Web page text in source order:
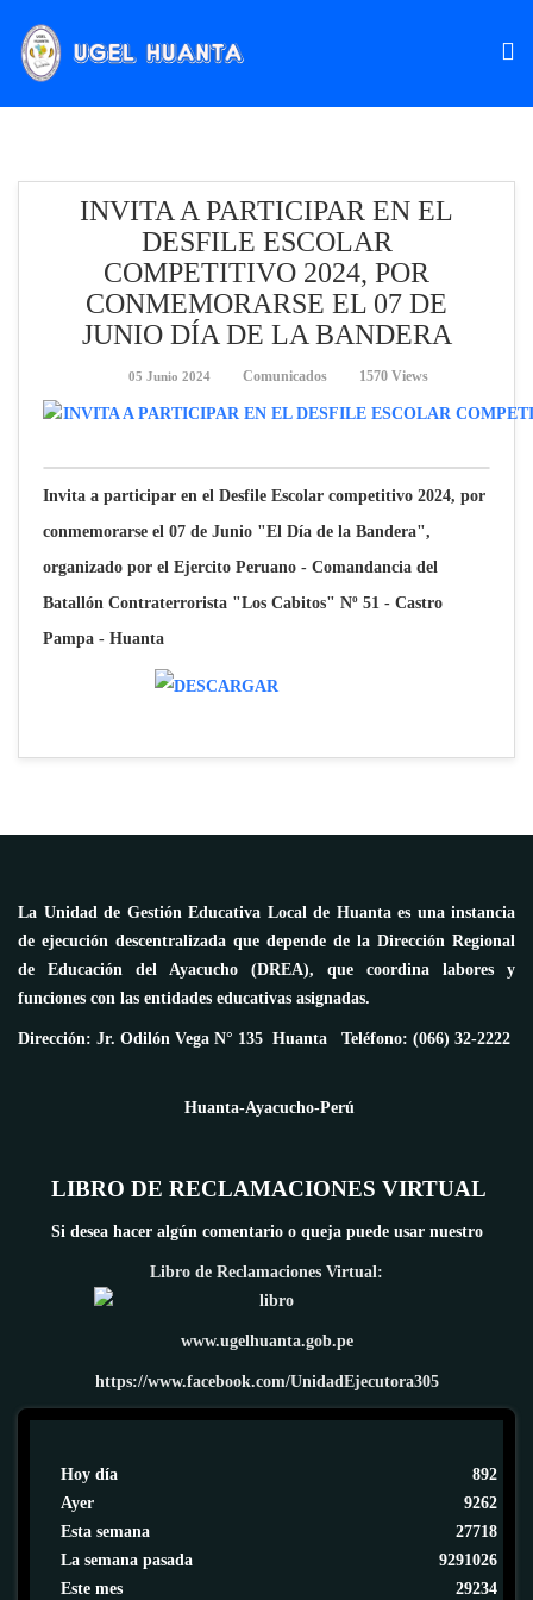
INVITA A PARTICIPAR EN EL
DESFILE ESCOLAR
COMPETITIVO 2024, POR
CONMEMORARSE EL 07 DE
JUNIO DÍA DE LA BANDERA
05 Junio 2024 Comunicados 1570 Views
Invita a participar en el Desfile Escolar competitivo 2024, por
conmemorarse el 07 de Junio "El Día de la Bandera",
organizado por el Ejercito Peruano - Comandancia del
Batallón Contraterrorista "Los Cabitos" Nº 51 - Castro
Pampa - Huanta
La Unidad de Gestión Educativa Local de Huanta es una instancia
de ejecución descentralizada que depende de la Dirección Regional
de Educación del Ayacucho (DREA), que coordina labores y
funciones con las entidades educativas asignadas.
Dirección: Jr. Odilón Vega N° 135 Huanta Teléfono: (066) 32-2222
Huanta-Ayacucho-Perú
LIBRO DE RECLAMACIONES VIRTUAL
Si desea hacer algún comentario o queja puede usar nuestro
Libro de Reclamaciones Virtual:
www.ugelhuanta.gob.pe
https://www.facebook.com/UnidadEjecutora305
Hoy día
Ayer
Esta semana
La semana pasada
Este mes
892
9262
27718
9291026
29234